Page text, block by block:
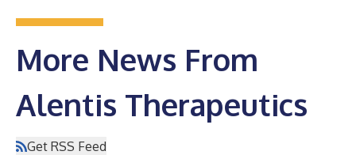
More News From
Alentis Therapeutics
Get RSS Feed